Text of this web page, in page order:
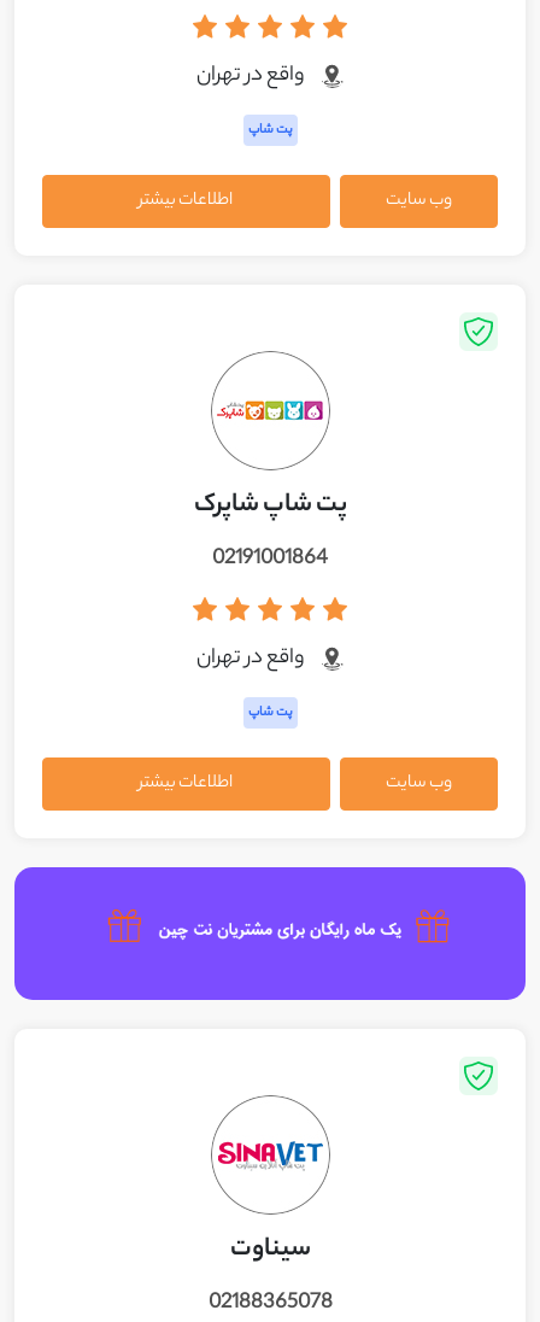
واقع در تهران
پت شاپ
وب سایت اطلاعات بیشتر
پت شاپ شاپرک
02191001864
واقع در تهران
پت شاپ
وب سایت اطلاعات بیشتر
سیناوت
02188365078